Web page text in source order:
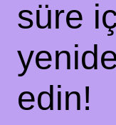
süre
edin!